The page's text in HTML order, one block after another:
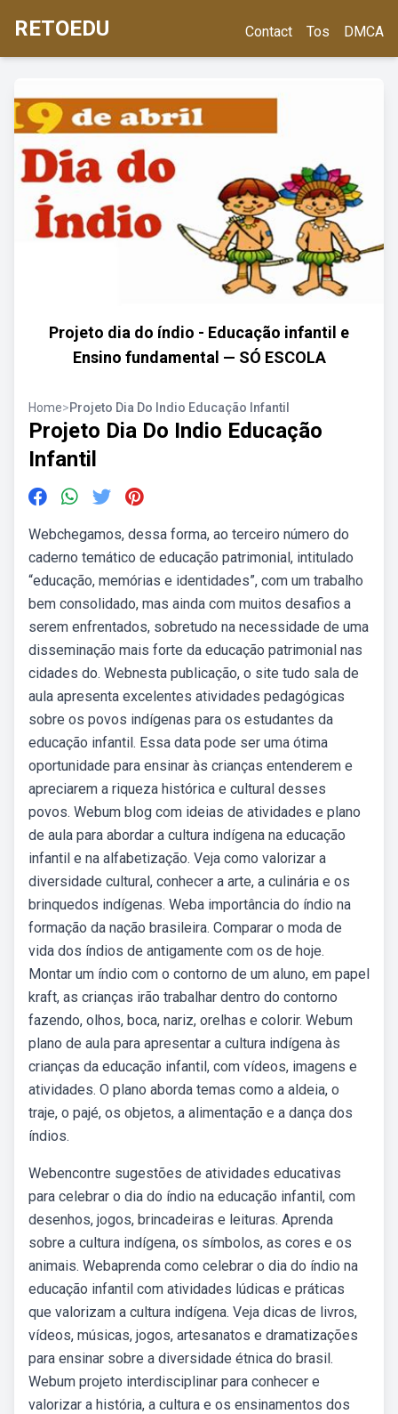
RETOEDU Contact Tos DMCA
Projeto dia do índio - Educação infantil e
Ensino fundamental — SÓ ESCOLA
Home>Projeto Dia Do Indio Educação Infantil
Projeto Dia Do Indio Educação
Infantil
Webchegamos, dessa forma, ao terceiro número do
caderno temático de educação patrimonial, intitulado
“educação, memórias e identidades”, com um trabalho
bem consolidado, mas ainda com muitos desafios a
serem enfrentados, sobretudo na necessidade de uma
disseminação mais forte da educação patrimonial nas
cidades do. Webnesta publicação, o site tudo sala de
aula apresenta excelentes atividades pedagógicas
sobre os povos indígenas para os estudantes da
educação infantil. Essa data pode ser uma ótima
oportunidade para ensinar às crianças entenderem e
apreciarem a riqueza histórica e cultural desses
povos. Webum blog com ideias de atividades e plano
de aula para abordar a cultura indígena na educação
infantil e na alfabetização. Veja como valorizar a
diversidade cultural, conhecer a arte, a culinária e os
brinquedos indígenas. Weba importância do índio na
formação da nação brasileira. Comparar o moda de
vida dos índios de antigamente com os de hoje.
Montar um índio com o contorno de um aluno, em papel
kraft, as crianças irão trabalhar dentro do contorno
fazendo, olhos, boca, nariz, orelhas e colorir. Webum
plano de aula para apresentar a cultura indígena às
crianças da educação infantil, com vídeos, imagens e
atividades. O plano aborda temas como a aldeia, o
traje, o pajé, os objetos, a alimentação e a dança dos
índios.
Webencontre sugestões de atividades educativas
para celebrar o dia do índio na educação infantil, com
desenhos, jogos, brincadeiras e leituras. Aprenda
sobre a cultura indígena, os símbolos, as cores e os
animais. Webaprenda como celebrar o dia do índio na
educação infantil com atividades lúdicas e práticas
que valorizam a cultura indígena. Veja dicas de livros,
vídeos, músicas, jogos, artesanatos e dramatizações
para ensinar sobre a diversidade étnica do brasil.
Webum projeto interdisciplinar para conhecer e
valorizar a história, a cultura e os ensinamentos dos